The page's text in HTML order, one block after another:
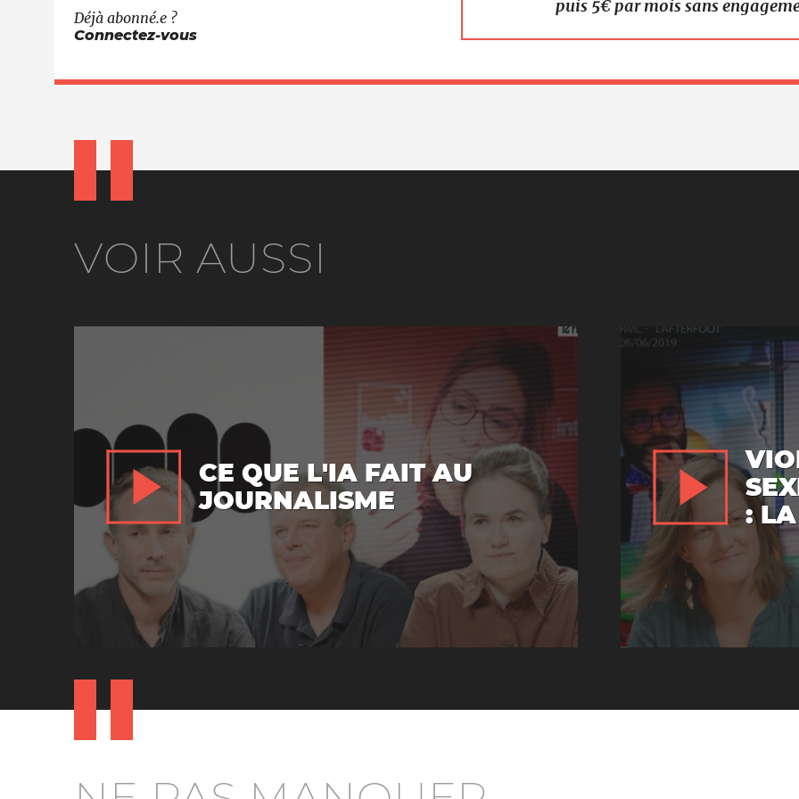
Déjà abonné.e ?
Connectez-vous
puis 5€ par mois sans
VOIR AUSSI
CE QUE L'IA FAIT AU
JOURNALISME
: